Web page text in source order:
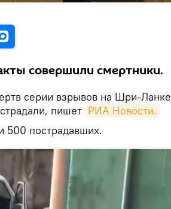
совершили смертники.
серии взрывов на Шри-Ланке
пишет РИА Новости.
500 пострадавших.